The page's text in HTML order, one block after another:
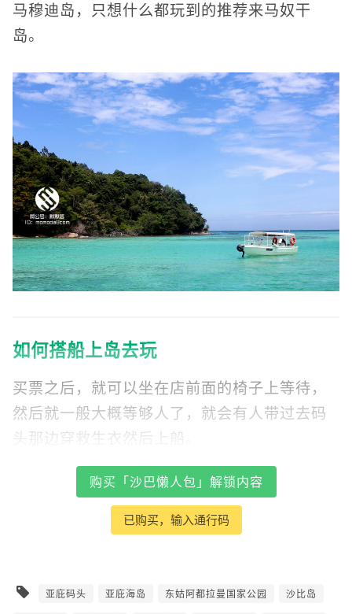
马穆迪岛，只想什么都玩到的推荐来马奴干
岛。
如何搭船上岛去玩
买票之后，就可以坐在店前面的椅子上等待，
然后就一般大概等够人了，就会有人带过去码
头那边穿救生衣然后上船。
购买「沙巴懒人包」解锁内容
已购买，输入通行码
亚庇码头 亚庇海岛 东姑阿都拉曼国家公园 沙比岛